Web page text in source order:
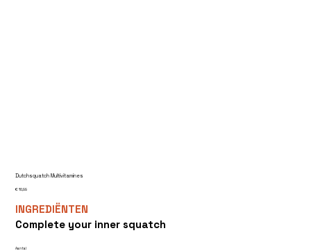
Dutchsquatch Multivitamines
Prijs
€ 10,99
INGREDIËNTEN
Complete your inner squatch
Aantal